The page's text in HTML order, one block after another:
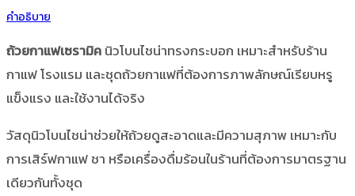
คำอธิบาย
ถ้วยกาแฟเซรามิคนิวโบนไชน่าทรงกระบอก เหมาะสำหรับร้าน
กาแฟ โรงแรม และชุดถ้วยกาแฟที่ต้องการภาพลักษณ์เรียบหรู
แข็งแรง และใช้งานได้จริง
วัสดุนิวโบนไชน่าช่วยให้ถ้วยดูสะอาดและมีความสุภาพ เหมาะกับ
การเสิร์ฟกาแฟ ชา หรือเครื่องดื่มร้อนในร้านที่ต้องการมาตรฐาน
เดียวกันทั้งชุด